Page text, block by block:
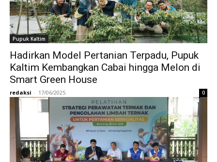
Pupuk Kaltim
Hadirkan Model Pertanian Terpadu, Pupuk
Kaltim Kembangkan Cabai hingga Melon di
Smart Green House
redaksi - 17/06/2025 0